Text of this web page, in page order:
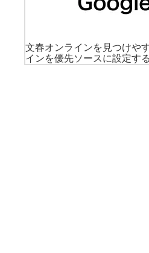
文春オンラインを見つけや
インを優先ソースに設定する